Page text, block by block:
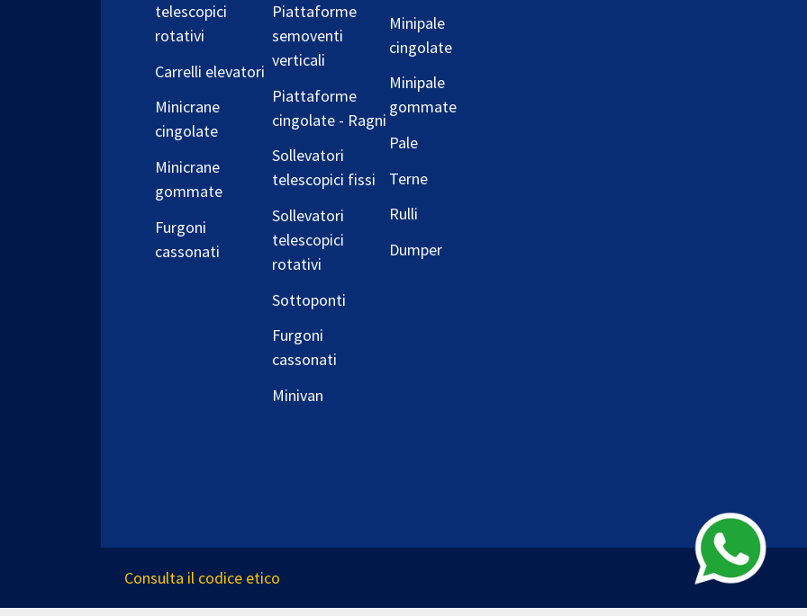
telescopici
rotativi
Carrelli elevatori
Minicrane
cingolate
Minicrane
gommate
Furgoni
cassonati
Piattaforme
semoventi
verticali
Piattaforme
cingolate - Ragni
Sollevatori
telescopici fissi
Sollevatori
telescopici
rotativi
Sottoponti
Furgoni
cassonati
Minivan
Minipale
cingolate
Minipale
gommate
Pale
Terne
Rulli
Dumper
Consulta il codice etico